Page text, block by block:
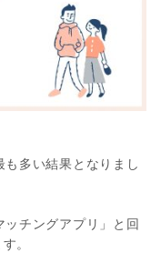
も多い結果となりまし
チングアプリ」と回
。